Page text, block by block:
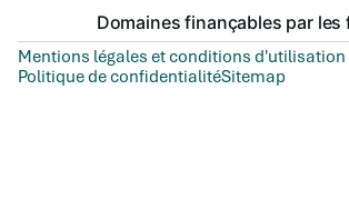
Domaines finançables par
Mentions légales et conditions d'utilisation
Politique de confidentialitéSitemap